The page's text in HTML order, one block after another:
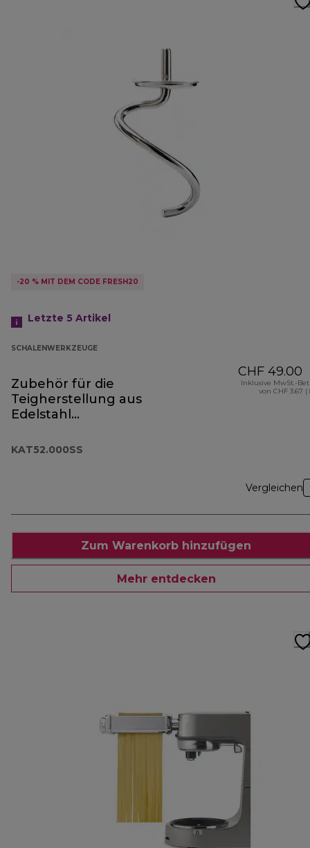
-20 % MIT DEM CODE FRESH20
Letzte 5 Artikel
SCHALENWERKZEUGE
Zubehör für die
Teigherstellung aus
Edelstahl
KAT52.000SS
CHF 49.00
Inklusive MwSt.-
von CHF 3.67 (
Vergleichen
Zum Warenkorb hinzufügen
Mehr entdecken